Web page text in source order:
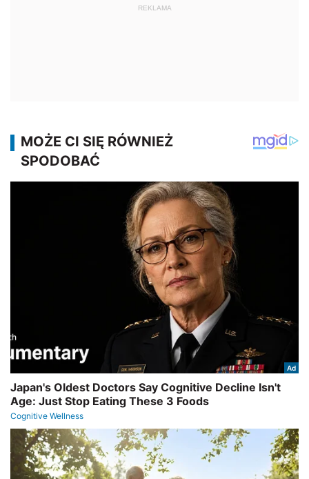
REKLAMA